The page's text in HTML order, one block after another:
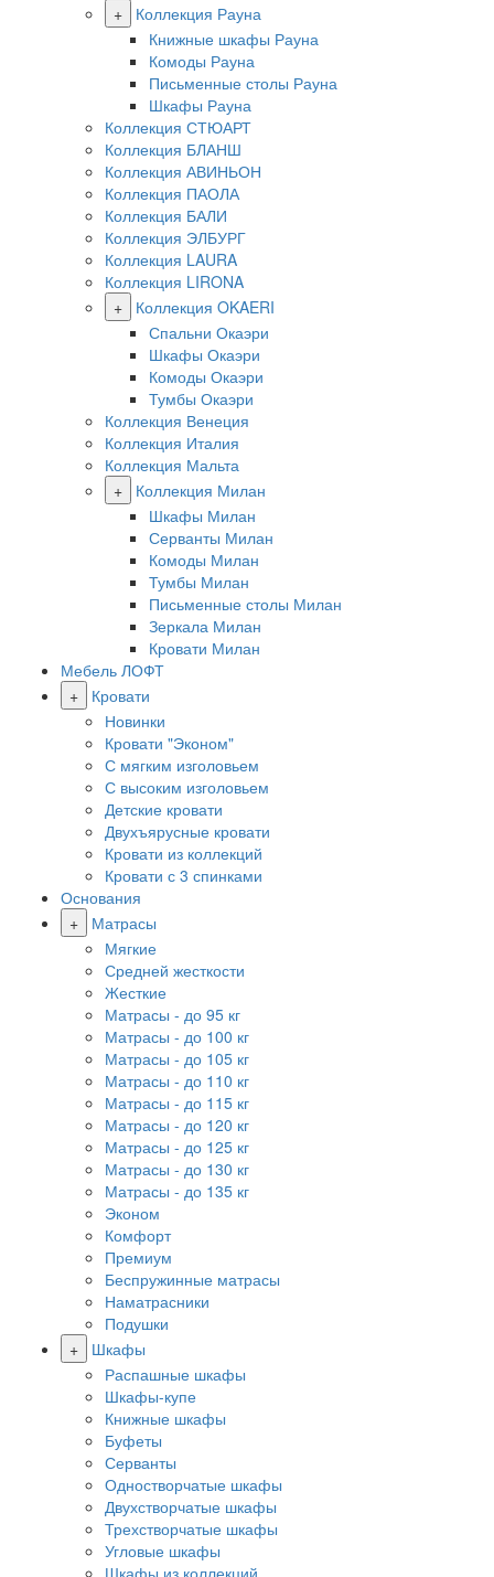
+
Коллекция Рауна
Книжные шкафы Рауна
Комоды Рауна
Письменные столы Рауна
Шкафы Рауна
Коллекция СТЮАРТ
Коллекция БЛАНШ
Коллекция АВИНЬОН
Коллекция ПАОЛА
Коллекция БАЛИ
Коллекция ЭЛБУРГ
Коллекция LAURA
Коллекция LIRONA
+
Коллекция OKAERI
Спальни Окаэри
Шкафы Окаэри
Комоды Окаэри
Тумбы Окаэри
Коллекция Венеция
Коллекция Италия
Коллекция Мальта
+
Коллекция Милан
Шкафы Милан
Серванты Милан
Комоды Милан
Тумбы Милан
Письменные столы Милан
Зеркала Милан
Кровати Милан
Мебель ЛОФТ
+
Кровати
Новинки
Кровати "Эконом"
С мягким изголовьем
С высоким изголовьем
Детские кровати
Двухъярусные кровати
Кровати из коллекций
Кровати с 3 спинками
Основания
+
Матрасы
Мягкие
Средней жесткости
Жесткие
Матрасы - до 95 кг
Матрасы - до 100 кг
Матрасы - до 105 кг
Матрасы - до 110 кг
Матрасы - до 115 кг
Матрасы - до 120 кг
Матрасы - до 125 кг
Матрасы - до 130 кг
Матрасы - до 135 кг
Эконом
Комфорт
Премиум
Беспружинные матрасы
Наматрасники
Подушки
+
Шкафы
Распашные шкафы
Шкафы-купе
Книжные шкафы
Буфеты
Серванты
Одностворчатые шкафы
Двухстворчатые шкафы
Трехстворчатые шкафы
Угловые шкафы
Шкафы из коллекций